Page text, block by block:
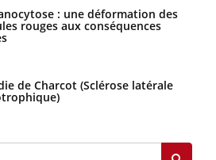
: une déformation des
rouges aux conséquences
de Charcot (Sclérose latérale